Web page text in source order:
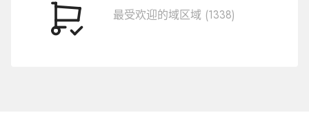
在
最受欢迎的域区域 (1338)